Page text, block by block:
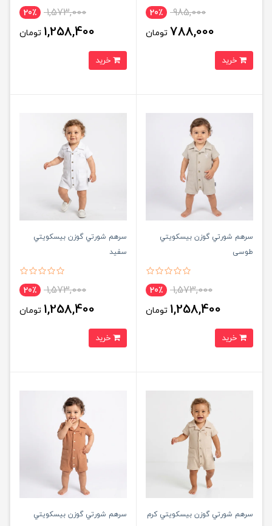
985,000 20٪
788,000 تومان
1,573,000 20٪
1,258,400 تومان
سرهم شورتي گوزن بيسكويتي
طوسی
1,573,000 20٪
1,258,400 تومان
سرهم شورتي گوزن بيسكويتي
سفید
1,573,000 20٪
1,258,400 تومان
سرهم شورتي گوزن بيسكويتي کرم
سرهم شورتي گوزن بيسكويتي